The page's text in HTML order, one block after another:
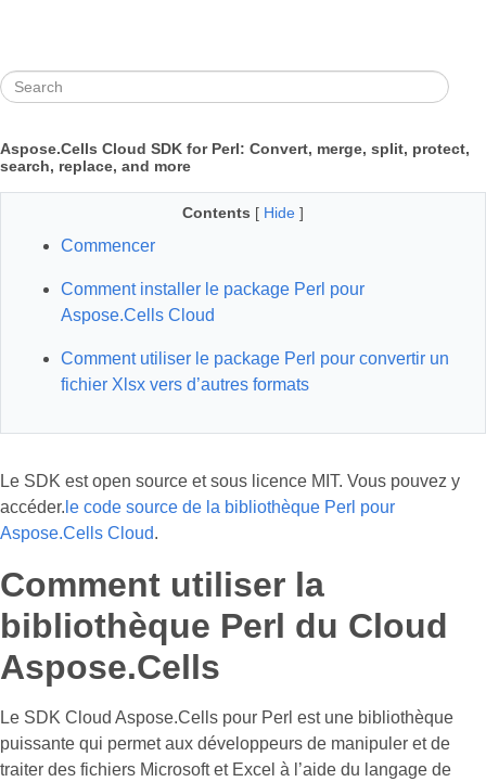
Aspose.Cells Cloud SDK for Perl: Convert, merge, split, protect,
search, replace, and more
Contents [ Hide ]
Commencer
Comment installer le package Perl pour
Aspose.Cells Cloud
Comment utiliser le package Perl pour convertir un
fichier Xlsx vers d’autres formats
Le SDK est open source et sous licence MIT. Vous pouvez y
accéder. le code source de la bibliothèque Perl pour
Aspose.Cells Cloud.
Comment utiliser la
bibliothèque Perl du Cloud
Aspose.Cells
Le SDK Cloud Aspose.Cells pour Perl est une bibliothèque
puissante qui permet aux développeurs de manipuler et de
traiter des fichiers Microsoft et Excel à l’aide du langage de